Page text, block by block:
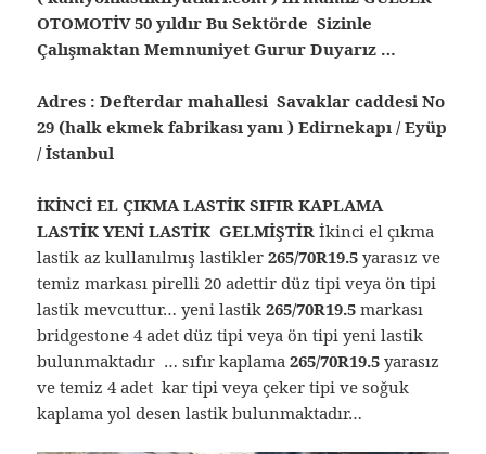
OTOMOTİV 50 yıldır Bu Sektörde Sizinle
Çalışmaktan Memnuniyet Gurur Duyarız …
Adres : Defterdar mahallesi Savaklar caddesi No
29 (halk ekmek fabrikası yanı ) Edirnekapı / Eyüp
/ İstanbul
İKİNCİ EL ÇIKMA LASTİK SIFIR KAPLAMA
LASTİK YENİ LASTİK GELMİŞTİRİkinci el çıkma
lastik az kullanılmış lastikler265/70R19.5 yarasız ve
temiz markası pirelli 20 adettir düz tipi veya ön tipi
lastik mevcuttur… yeni lastik265/70R19.5 markası
bridgestone 4 adet düz tipi veya ön tipi yeni lastik
bulunmaktadır … sıfır kaplama265/70R19.5yarasız
ve temiz 4 adet kar tipi veya çeker tipi ve soğuk
kaplama yol desen lastik bulunmaktadır…